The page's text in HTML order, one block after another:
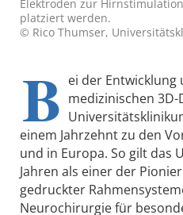
Elektroden zur
platziert werden.
© Rico Thumser,
B ei der Entwicklung
medizinischen
einem Jahrzehnt zu den
und in Europa. So gilt das
Jahren als einer der
gedruckter
Neurochirurgie für